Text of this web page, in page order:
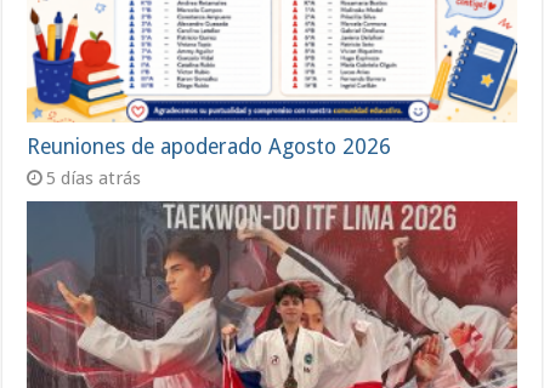
Reuniones de apoderado Agosto 2026
5 días atrás